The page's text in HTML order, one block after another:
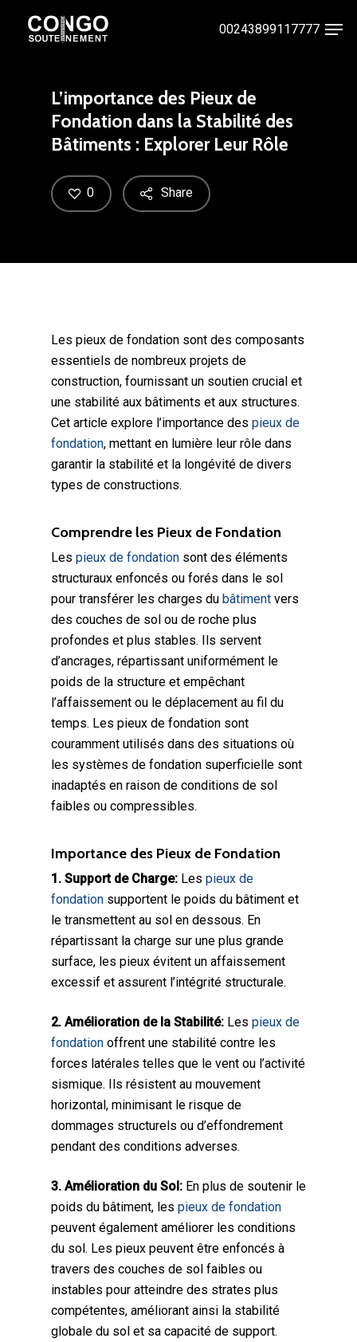
00243899117777
L’importance des Pieux de
Fondation dans la Stabilité des
Bâtiments : Explorer Leur Rôle
Share
0
Les pieux de fondation sont des composants
essentiels de nombreux projets de
construction, fournissant un soutien crucial et
une stabilité aux bâtiments et aux structures.
Cet article explore l’importance des pieux de
fondation, mettant en lumière leur rôle dans
garantir la stabilité et la longévité de divers
types de constructions.
Comprendre les Pieux de Fondation
Les pieux de fondation sont des éléments
structuraux enfoncés ou forés dans le sol
pour transférer les charges du bâtiment vers
des couches de sol ou de roche plus
profondes et plus stables. Ils servent
d’ancrages, répartissant uniformément le
poids de la structure et empêchant
l’affaissement ou le déplacement au fil du
temps. Les pieux de fondation sont
couramment utilisés dans des situations où
les systèmes de fondation superficielle sont
inadaptés en raison de conditions de sol
faibles ou compressibles.
Importance des Pieux de Fondation
1. Support de Charge: Les pieux de
fondation supportent le poids du bâtiment et
le transmettent au sol en dessous. En
répartissant la charge sur une plus grande
surface, les pieux évitent un affaissement
excessif et assurent l’intégrité structurale.
2. Amélioration de la Stabilité: Les pieux de
fondation offrent une stabilité contre les
forces latérales telles que le vent ou l’activité
sismique. Ils résistent au mouvement
horizontal, minimisant le risque de
dommages structurels ou d’effondrement
pendant des conditions adverses.
3. Amélioration du Sol: En plus de soutenir le
poids du bâtiment, les pieux de fondation
peuvent également améliorer les conditions
du sol. Les pieux peuvent être enfoncés à
travers des couches de sol faibles ou
instables pour atteindre des strates plus
compétentes, améliorant ainsi la stabilité
globale du sol et sa capacité de support.